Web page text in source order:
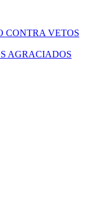
CONTRA VETOS
AGRACIADOS